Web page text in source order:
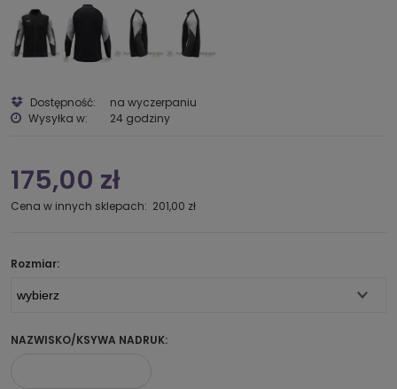
Dostępność:
na wyczerpaniu
Wysyłka w:
24 godziny
175,00 zł
Cena w innych sklepach: 201,00 zł
Rozmiar:
NAZWISKO/KSYWA NADRUK: